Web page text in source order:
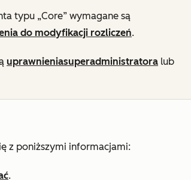
typu „Core” wymagane są
do modyfikacji rozliczeń.
uprawnieniasuperadministratora lub
z poniższymi informacjami:
.